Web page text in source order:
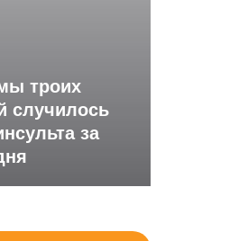
троих
случилось
за